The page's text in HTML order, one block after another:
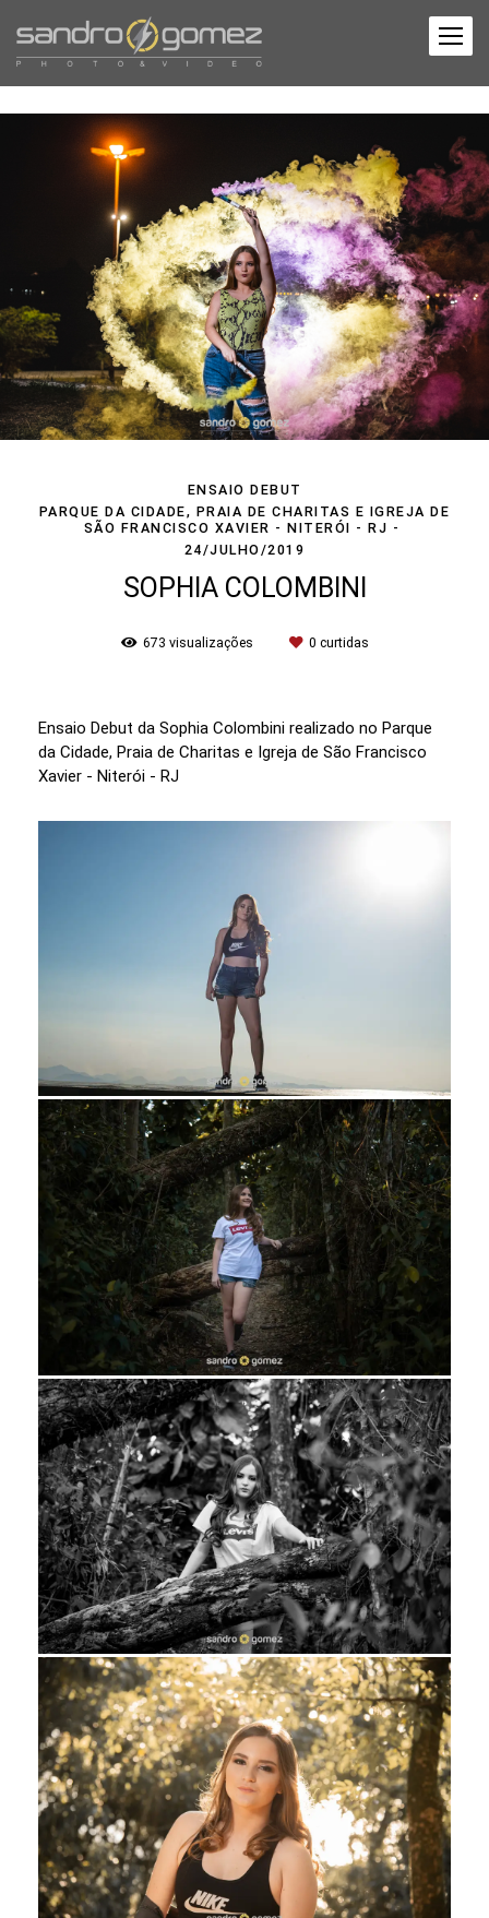
ENSAIO DEBUT
PARQUE DA CIDADE, PRAIA DE CHARITAS E IGREJA DE
SÃO FRANCISCO XAVIER - NITERÓI - RJ
24/JULHO/2019
SOPHIA COLOMBINI
673 visualizações 0 curtidas
Ensaio Debut da Sophia Colombini realizado no Parque
da Cidade, Praia de Charitas e Igreja de São Francisco
Xavier - Niterói - RJ